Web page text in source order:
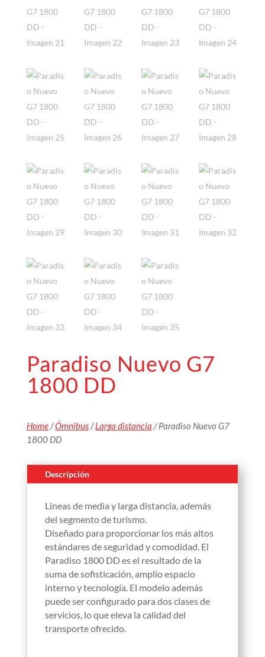
Paradiso Nuevo G7
1800 DD
Home/Ómnibus/Larga distancia / Paradiso Nuevo G7
1800 DD
Descripción
Líneas de media y larga distancia, además
del segmento de turismo.
Diseñado para proporcionar los más altos
estándares de seguridad y comodidad. El
Paradiso 1800 DD es el resultado de la
suma de sofisticación, amplio espacio
interno y tecnología. El modelo además
puede ser configurado para dos clases de
servicios, lo que eleva la calidad del
transporte ofrecido.